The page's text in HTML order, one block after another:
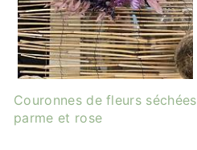
Couronnes de fleurs séchées
parme et rose